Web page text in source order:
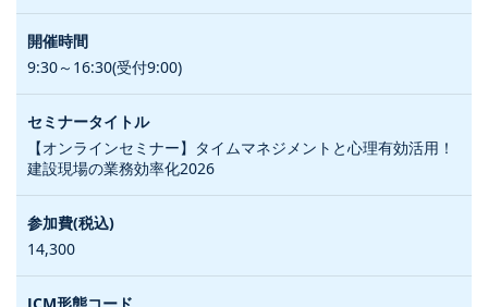
9:30～16:30(受付9:00)
【オンラインセミナー】タイムマネジメントと心理有効活用！
建設現場の業務効率化2026
14,300